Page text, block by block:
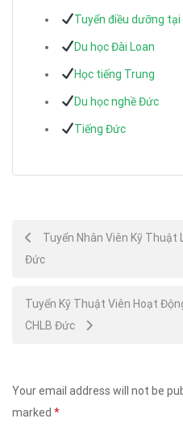
Tuyển điều dưỡng tại
Du học Đài Loan
Học tiếng Trung
Du học nghề Đức
Tiếng Đức
Post
navigation
Tuyển Nhân Viên Kỹ Thuật
Đức
Tuyển Kỹ Thuật Viên Hoạt
CHLB Đức
Your email address will not be
marked *